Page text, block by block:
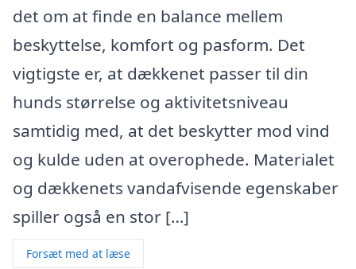
det om at finde en balance mellem
beskyttelse, komfort og pasform. Det
vigtigste er, at dækkenet passer til din
hunds størrelse og aktivitetsniveau
samtidig med, at det beskytter mod vind
og kulde uden at overophede. Materialet
og dækkenets vandafvisende egenskaber
spiller også en stor […]
Forsæt med at læse